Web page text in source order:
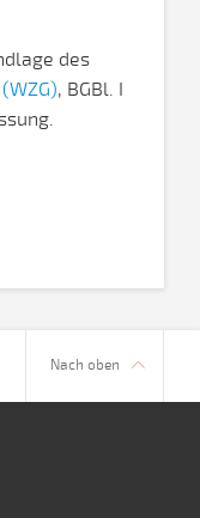
des
, BGBl. I
Nach oben